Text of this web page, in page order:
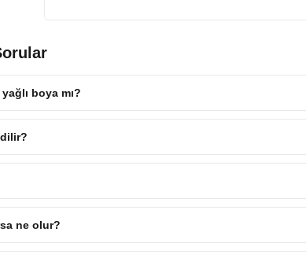
boya mı?
ne olur?